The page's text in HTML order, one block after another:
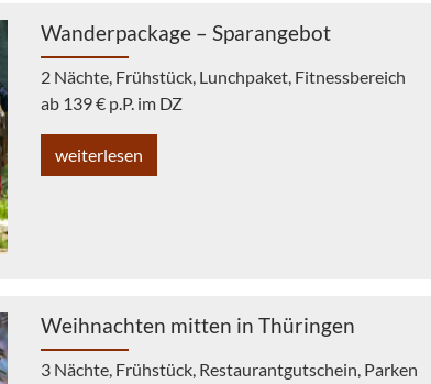
Wanderpackage – Sparangebot
2 Nächte, Frühstück, Lunchpaket, Fitnessbereich
ab 139 € p.P. im DZ
weiterlesen
Weihnachten mitten in Thüringen
3 Nächte, Frühstück, Restaurantgutschein, Parken